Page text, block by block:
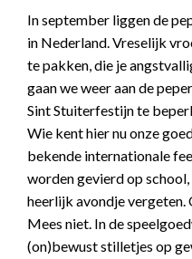
In september liggen de
in Nederland. Vreselijk
te pakken, die je
gaan we weer aan de
Sint Stuiterfestijn te
Wie kent hier nu onze
bekende internationale
worden gevierd op
heerlijk avondje vergeten.
Mees niet. In de
(on)bewust stilletjes op